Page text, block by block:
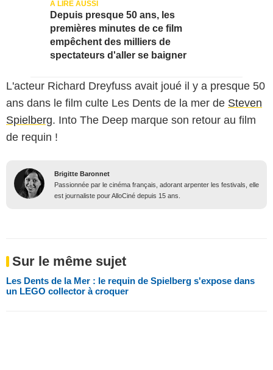
Depuis presque 50 ans, les
premières minutes de ce film
empêchent des milliers de
spectateurs d'aller se baigner
L'acteur Richard Dreyfuss avait joué il y a presque 50
ans dans le film culte Les Dents de la mer de Steven
Spielberg. Into The Deep marque son retour au film
de requin !
Brigitte Baronnet
Passionnée par le cinéma français, adorant arpenter les festivals, elle
est journaliste pour AlloCiné depuis 15 ans.
Sur le même sujet
Les Dents de la Mer : le requin de Spielberg s'expose dans
un LEGO collector à croquer